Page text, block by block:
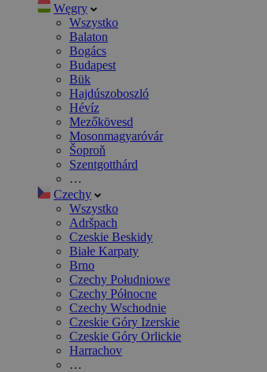
Węgry
Wszystko
Balaton
Bogács
Budapest
Bük
Hajdúszoboszló
Hévíz
Mezőkövesd
Mosonmagyaróvár
Šoproň
Szentgotthárd
…
Czechy
Wszystko
Adršpach
Czeskie Beskidy
Białe Karpaty
Brno
Czechy Południowe
Czechy Północne
Czechy Wschodnie
Czeskie Góry Izerskie
Czeskie Góry Orlickie
Harrachov
…